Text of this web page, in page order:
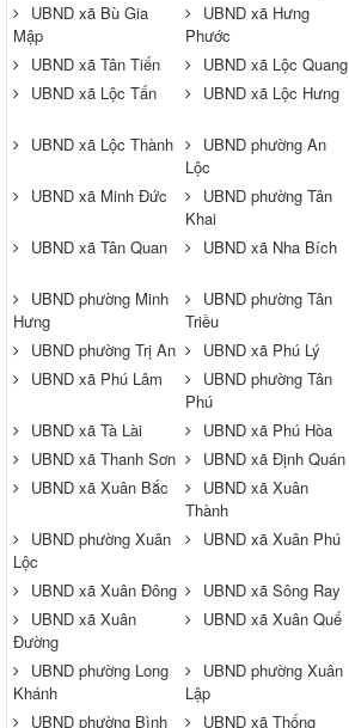
UBND xã Bù Gia
Mập
UBND xã Hưng
Phước
UBND xã Tân Tiến
UBND xã Lộc Quang
UBND xã Lộc Tấn
UBND xã Lộc Hưng
UBND xã Lộc Thành
UBND phường An
Lộc
UBND xã Minh Đức
UBND phường Tân
Khai
UBND xã Tân Quan UBND xã Nha Bích
UBND phường Minh
Hưng
UBND phường Tân
Triều
UBND phường Trị An UBND xã Phú Lý
UBND xã Phú Lâm
UBND phường Tân
Phú
UBND xã Tà Lài
UBND xã Phú Hòa
UBND xã Thanh Sơn
UBND xã Định Quán
UBND xã Xuân Bắc
UBND xã Xuân
Thành
UBND phường Xuân
Lộc
UBND xã Xuân Phú
UBND xã Xuân Đông UBND xã Sông Ray
UBND xã Xuân
Đường
UBND xã Xuân Quế
UBND phường Long
Khánh
UBND phường Xuân
Lập
UBND phường Bình
UBND xã Thống